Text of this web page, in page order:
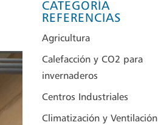
CATEGORÍA
REFERENCIAS
Agricultura
Calefacción y CO2 para
invernaderos
Centros Industriales
Climatización y Ventilación